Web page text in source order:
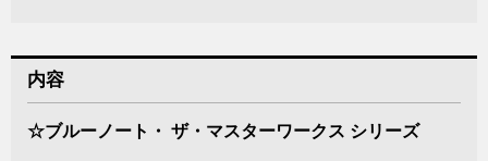
内容
☆ブルーノート・ ザ・マスターワークス シリーズ